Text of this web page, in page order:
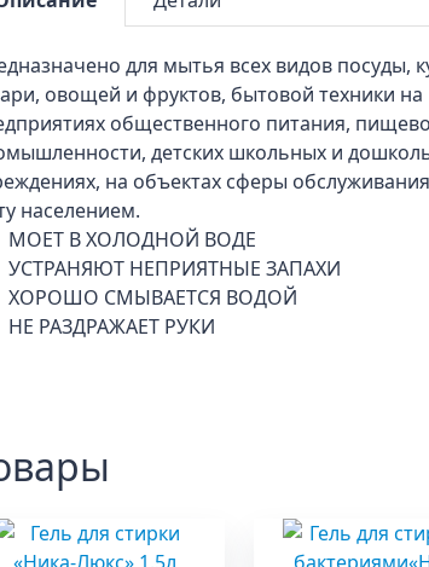
для мытья всех видов посуды,
овощей и фруктов, бытовой техники на
общественного питания,
детских школьных и
на объектах сферы
населением.
МОЕТ В ХОЛОДНОЙ ВОДЕ
УСТРАНЯЮТ НЕПРИЯТНЫЕ ЗАПАХИ
ХОРОШО СМЫВАЕТСЯ ВОДОЙ
НЕ РАЗДРАЖАЕТ РУКИ